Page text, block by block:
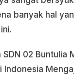
banyak hal
02 Buntulia